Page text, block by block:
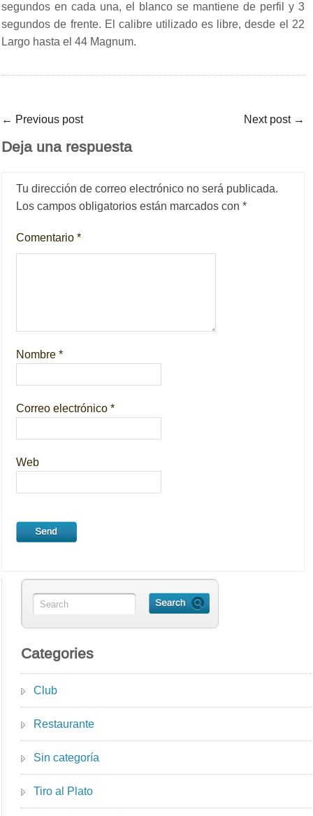
segundos en cada una, el blanco se mantiene de perfil y 3
segundos de frente. El calibre utilizado es libre, desde el 22
Largo hasta el 44 Magnum.
← Previous post Next post →
Deja una respuesta
Tu dirección de correo electrónico no será publicada.
Los campos obligatorios están marcados con*
Comentario*
Nombre*
Correo electrónico*
Web
Categories
Club
Restaurante
Sin categoría
Tiro al Plato